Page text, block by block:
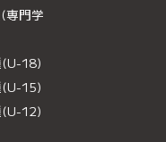
専門学
18)
15)
12)